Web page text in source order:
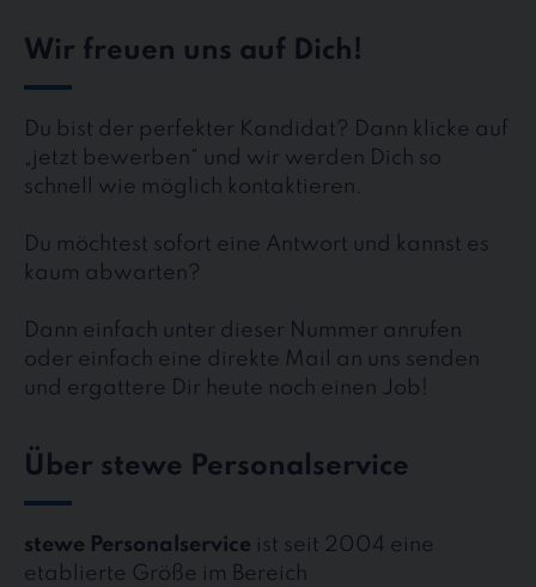
Wir freuen uns auf Dich!
Du bist der perfekter Kandidat? Dann klicke auf
„jetzt bewerben“ und wir werden Dich so
schnell wie möglich kontaktieren.
Du möchtest sofort eine Antwort und kannst es
kaum abwarten?
Dann einfach unter dieser Nummer anrufen
oder einfach eine direkte Mail an uns senden
und ergattere Dir heute noch einen Job!
Über stewe Personalservice
stewe Personalservice ist seit 2004 eine
etablierte Größe im Bereich